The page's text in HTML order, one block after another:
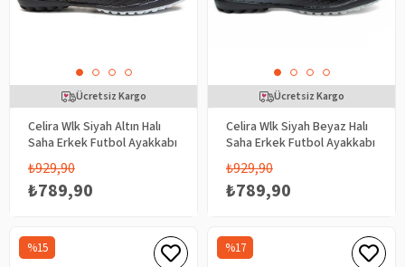
Celira Wlk Siyah Altın Halı
Saha Erkek Futbol Ayakkabı
₺789,90
₺929,90
Ücretsiz Kargo
Celira Wlk Siyah Beyaz Halı
Saha Erkek Futbol Ayakkabı
₺789,90
₺929,90
Ücretsiz Kargo
%15 %17